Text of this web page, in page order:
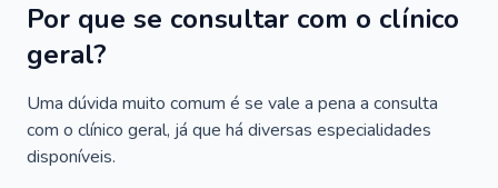
Por que se consultar com o clínico
geral?
Uma dúvida muito comum é se vale a pena a consulta
com o clínico geral, já que há diversas especialidades
disponíveis.